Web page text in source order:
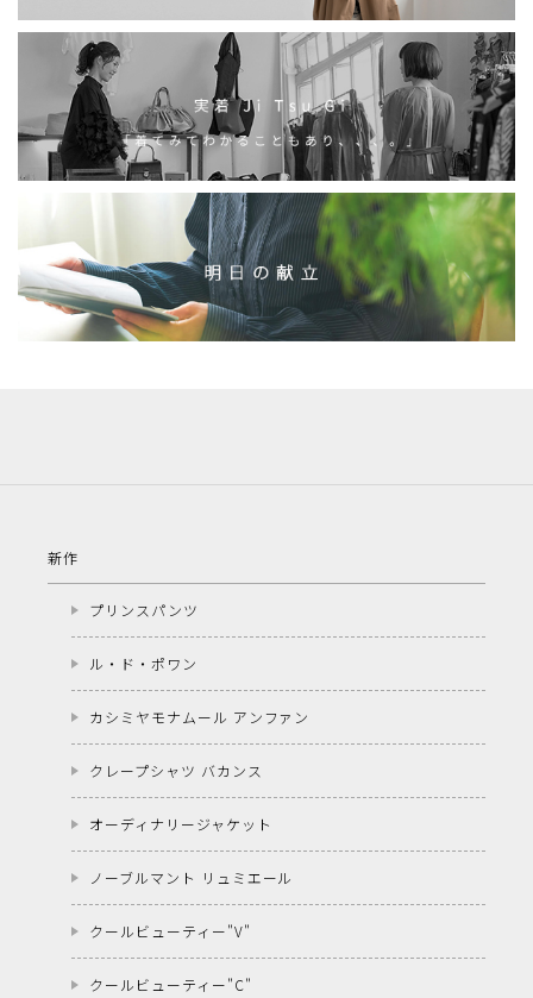
新作
プリンスパンツ
ル・ド・ポワン
カシミヤモナムール アンファン
クレープシャツ バカンス
オーディナリージャケット
ノーブルマント リュミエール
クールビューティー"V"
クールビューティー"C"